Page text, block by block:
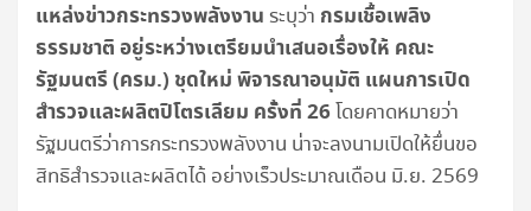
แหล่งข่าวกระทรวงพลังงาน ระบุว่า กรมเชื้อเพลิง
ธรรมชาติ อยู่ระหว่างเตรียมนำเสนอเรื่องให้ คณะ
รัฐมนตรี (ครม.) ชุดใหม่ พิจารณาอนุมัติ แผนการเปิด
สำรวจและผลิตปิโตรเลียม ครั้งที่ 26 โดยคาดหมายว่า
รัฐมนตรีว่าการกระทรวงพลังงาน น่าจะลงนามเปิดให้ยื่นขอ
สิทธิสำรวจและผลิตได้ อย่างเร็วประมาณเดือน มิ.ย. 2569